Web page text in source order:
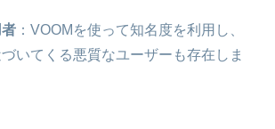
：VOOMを使って知名度を利用し、
いてくる悪質なユーザーも存在しま